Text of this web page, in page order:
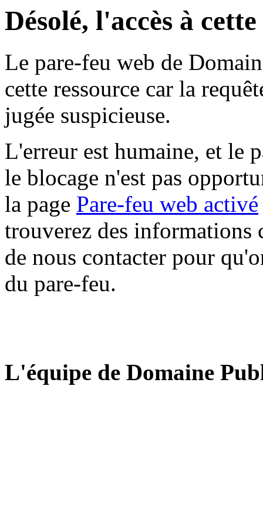
Désolé, l'accès à
Le pare-feu web de
cette ressource car la
jugée suspicieuse.
L'erreur est humaine, et le
le blocage n'est pas
la page Pare-feu web activé
trouverez des informations
de nous contacter pour
du pare-feu.
L'équipe de Domaine